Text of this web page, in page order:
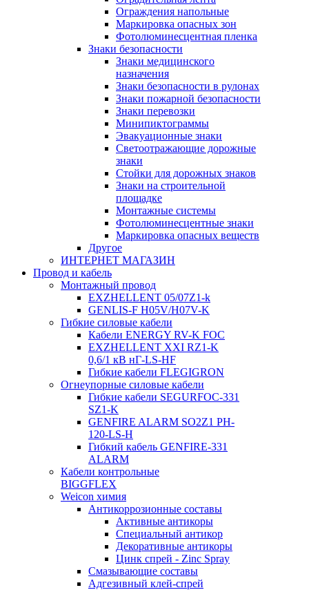
Ограждения напольные
Маркировка опасных зон
Фотолюминесцентная пленка
Знаки безопасности
Знаки медицинского
назначения
Знаки безопасности в рулонах
Знаки пожарной безопасности
Знаки перевозки
Минипиктограммы
Эвакуационные знаки
Светоотражающие дорожные
знаки
Стойки для дорожных знаков
Знаки на строительной
площадке
Монтажные системы
Фотолюминесцентные знаки
Маркировка опасных веществ
Другое
ИНТЕРНЕТ МАГАЗИН
Провод и кабель
Монтажный провод
EXZHELLENT 05/07Z1-k
GENLIS-F Н05V/H07V-K
Гибкие силовые кабели
Кабели ENERGY RV-K FOC
EXZHELLENT XXI RZ1-K
0,6/1 кВ нГ-LS-HF
Гибкие кабели FLEGIGRON
Огнеупорные силовые кабели
Гибкие кабели SEGURFOC-331
SZ1-K
GENFIRE ALARM SO2Z1 PH-
120-LS-H
Гибкий кабель GENFIRE-331
ALARM
Кабели контрольные
BIGGFLEX
Weicon химия
Антикоррозионные составы
Активные антикоры
Специальный антикор
Декоративные антикоры
Цинк спрей - Zinc Spray
Смазывающие составы
Адгезивный клей-спрей